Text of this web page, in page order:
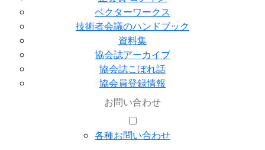
ベクターワークス
技術者会議のハンドブック
資料集
協会誌アーカイブ
協会誌こぼれ話
協会員登録情報
お問い合わせ
各種お問い合わせ